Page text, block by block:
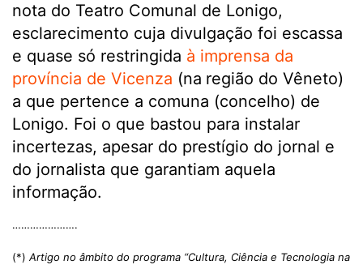
nota do Teatro Comunal de Lonigo,
esclarecimento cuja divulgação foi escassa
e quase só restringida à imprensa da
província de Vicenza (na região do Vêneto)
a que pertence a comuna (concelho) de
Lonigo. Foi o que bastou para instalar
incertezas, apesar do prestígio do jornal e
do jornalista que garantiam aquela
informação.
………………….
(*) Artigo no âmbito do programa “Cultura, Ciência e Tecnologia na